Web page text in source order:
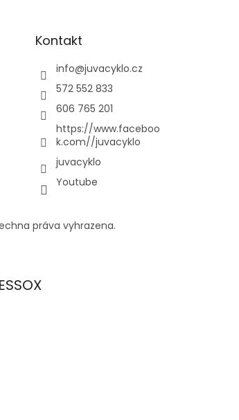
Kontakt
info@juvacyklo.cz
572 552 833
606 765 201
https://www.faceboo
k.com//juvacyklo
juvacyklo
Youtube
práva vyhrazena.